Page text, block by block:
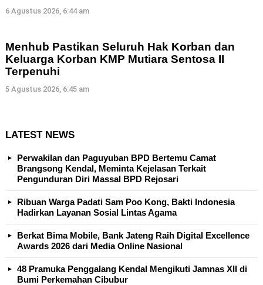
6 Agustus 2026, 6:44 am
Menhub Pastikan Seluruh Hak Korban dan
Keluarga Korban KMP Mutiara Sentosa II
Terpenuhi
5 Agustus 2026, 6:45 am
LATEST NEWS
Perwakilan dan Paguyuban BPD Bertemu Camat
Brangsong Kendal, Meminta Kejelasan Terkait
Pengunduran Diri Massal BPD Rejosari
Ribuan Warga Padati Sam Poo Kong, Bakti Indonesia
Hadirkan Layanan Sosial Lintas Agama
Berkat Bima Mobile, Bank Jateng Raih Digital Excellence
Awards 2026 dari Media Online Nasional
48 Pramuka Penggalang Kendal Mengikuti Jamnas XII di
Bumi Perkemahan Cibubur